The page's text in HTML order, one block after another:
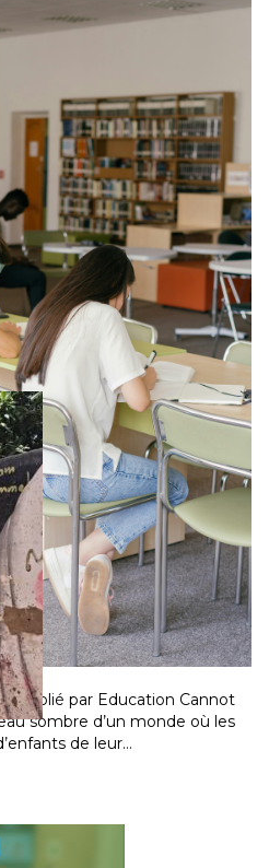
qui met à mal la
de l’enseignement
l’amplification d’un système
au superfétatoire, voire à…
de la guerre, des
déplacements de
publié par Education Cannot
sombre d’un monde où les
de leur…